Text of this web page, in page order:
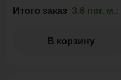
Итого заказ 3.6 пог. м.:
В корзину